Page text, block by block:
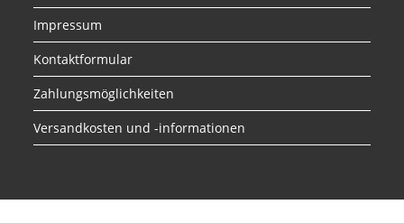
Impressum
Kontaktformular
Zahlungsmöglichkeiten
Versandkosten und -informationen